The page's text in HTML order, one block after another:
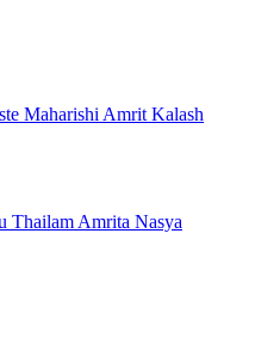
Maharishi Amrit Kalash
Amrita Nasya